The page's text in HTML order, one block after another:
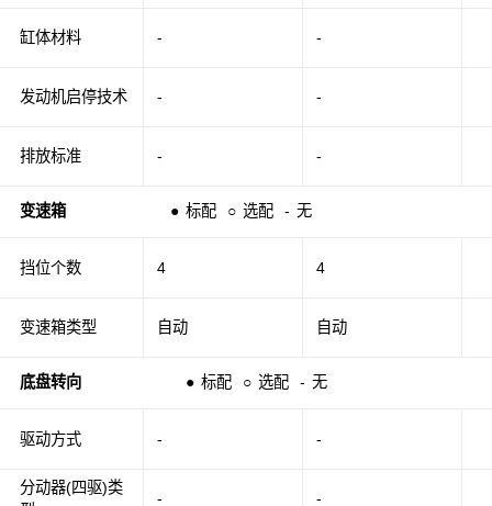
缸体材料
发动机启停技术
排放标准
变速箱 ● 标配 ○ 选配 - 无
挡位个数
变速箱类型
底盘转向 ● 标配 ○ 选配 - 无
驱动方式
分动器(四驱)类
- -
- -
- -
4 4
自动 自动
- -
- -